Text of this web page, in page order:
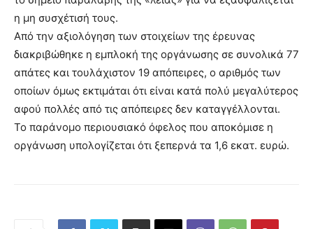
η μη συσχέτισή τους.
Από την αξιολόγηση των στοιχείων της έρευνας
διακριβώθηκε η εμπλοκή της οργάνωσης σε συνολικά 77
απάτες και τουλάχιστον 19 απόπειρες, ο αριθμός των
οποίων όμως εκτιμάται ότι είναι κατά πολύ μεγαλύτερος
αφού πολλές από τις απόπειρες δεν καταγγέλλονται.
Το παράνομο περιουσιακό όφελος που αποκόμισε η
οργάνωση υπολογίζεται ότι ξεπερνά τα 1,6 εκατ. ευρώ.